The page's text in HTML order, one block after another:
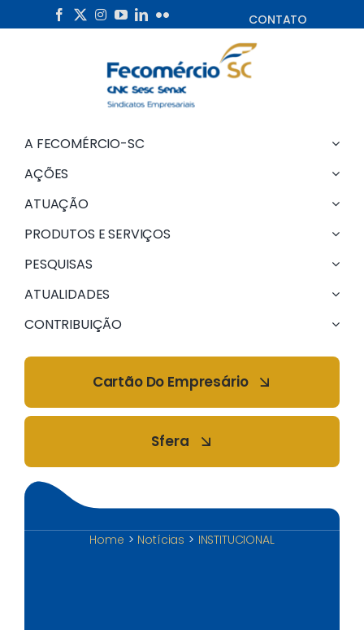
to
CONTATO
A FECOMÉRCIO-SC
AÇÕES
ATUAÇÃO
PRODUTOS E SERVIÇOS
PESQUISAS
ATUALIDADES
CONTRIBUIÇÃO
Cartão Do Empresário
Sfera
Home Notícias INSTITUCIONAL